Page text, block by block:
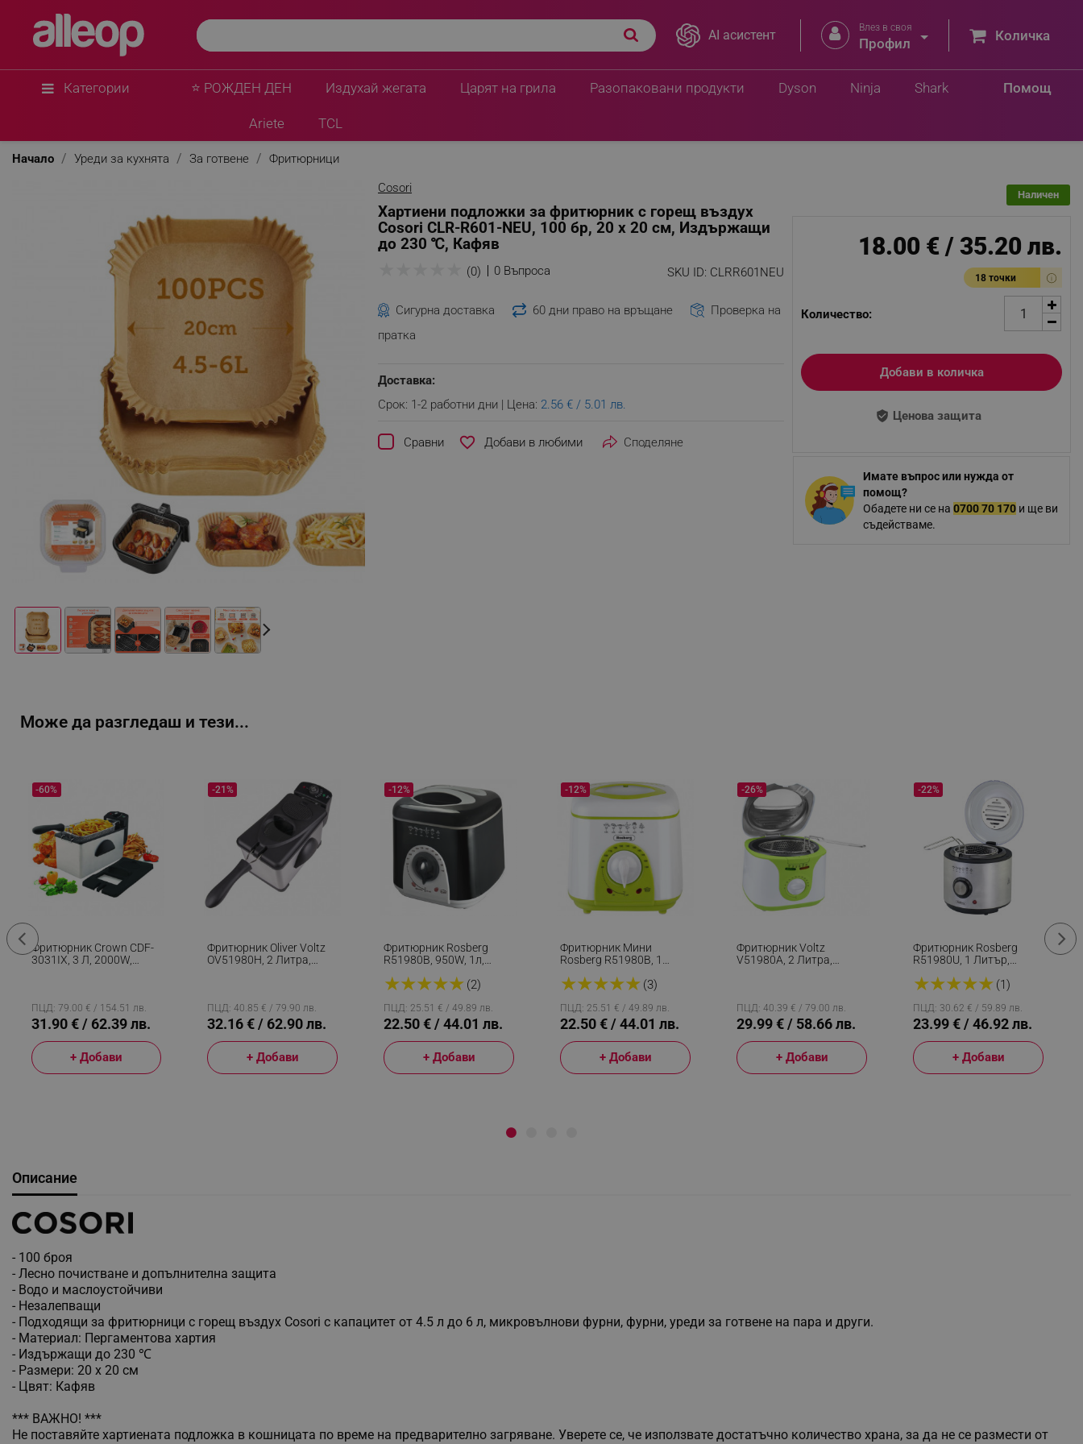
AI асистент  Влез в своя
Профил  Количка
Категории ⭐ РОЖДЕН ДЕН Издухай жегата Царят на грила Разопаковани продукти Помощ
Dyson Ninja Shark
Ariete TCL
Начало Уреди за кухнята За готвене
Фритюрници
Cosori
Хартиени подложки за фритюрник с горещ въздух
Cosori CLR-R601-NEU, 100 бр, 20 х 20 см, Издържащи
до 230 ℃, Кафяв
SKU ID: CLRR601NEU
(0) 0 Въпроса
Сигурна доставка 60 дни право на връщане
Проверка на
пратка
Доставка:
Срок: 1-2 работни дни | Цена: 2.56 € / 5.01 лв.
Сравни favorite_border Споделяне
Наличен
18.00 € / 35.20 лв.
18 точки
Количество:
Добави в количка
Ценова защита
Имате въпрос или нужда от
помощ?
Обадете ни се на 0700 70 170и ще ви
съдействаме.
Може да разгледаш и тези...
Фритюрник Crown CDF-
3031IX, 3 Л, 2000W,
-60%
ПЦД: 79.00 € / 154.51 лв.
31.90 € / 62.39 лв.
+ Добави
Фритюрник Oliver Voltz
OV51980H, 2 Литра,
-21%
ПЦД: 40.85 € / 79.90 лв.
32.16 € / 62.90 лв.
+ Добави
Фритюрник Rosberg
R51980B, 950W, 1л,
80-190 C, Черен
★★★★★(2)
-12%
ПЦД: 25.51 € / 49.89 лв.
22.50 € / 44.01 лв.
+ Добави
Фритюрник Мини
Rosberg R51980B, 1
Бял/зелен
★★★★★(3)
-12%
ПЦД: 25.51 € / 49.89 лв.
22.50 € / 44.01 лв.
+ Добави
Фритюрник Voltz
V51980A, 2 Литра,
-26%
ПЦД: 40.39 € / 79.00 лв.
29.99 € / 58.66 лв.
+ Добави
Фритюрник Rosberg
R51980U, 1 Литър,
Контрол, Инокс
★★★★★(1)
-22%
ПЦД: 30.62 € / 59.89 лв.
23.99 € / 46.92 лв.
+ Добави
Описание
- 100 броя
- Лесно почистване и допълнителна защита
- Водо и маслоустойчиви
- Незалепващи
- Подходящи за фритюрници с горещ въздух Cosori с капацитет от 4.5 л до 6 л, микровълнови фурни, фурни, уреди за готвене на пара и други.
- Материал: Пергаментова хартия
- Издържащи до 230 ℃
- Размери: 20 x 20 см
- Цвят: Кафяв
*** ВАЖНО! ***
Не поставяйте хартиената подложка в кошницата по време на предварително загряване. Уверете се, че използвате достатъчно количество храна, за да не се размести от
Cosori
Хартиени подложки за фритюрник с горещ въздух Cosori CLR-R601-
NEU, 100 бр, 20 х 20 см, Издържащи до 230 ℃, Кафяв
★★★★★(0) 0 Въпроса
199.20 € / 389.60 лв.
Добави в количка